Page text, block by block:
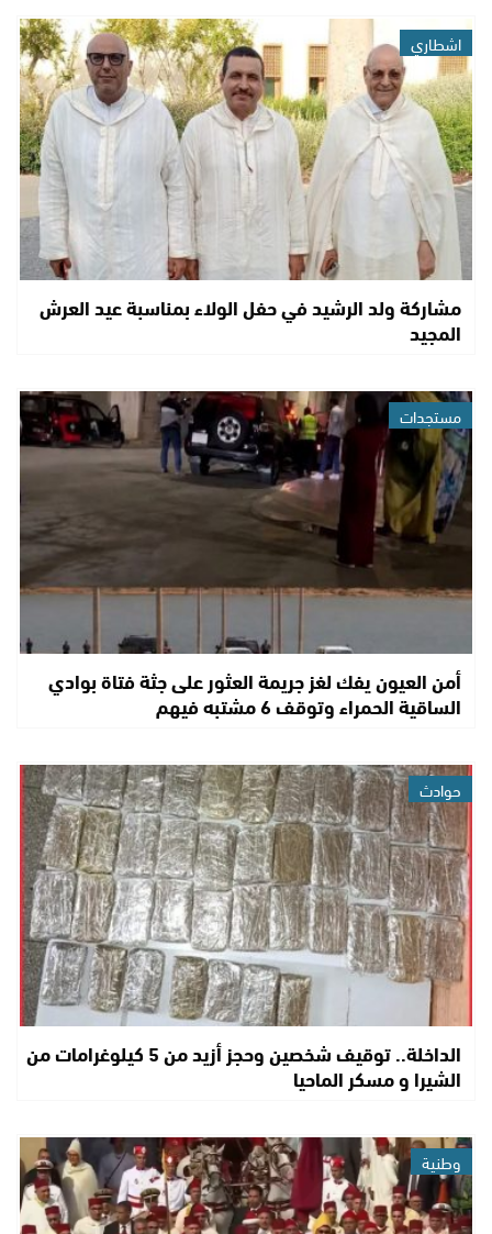
اشطاري
مشاركة ولد الرشيد في حفل الولاء بمناسبة عيد العرش
المجيد
مستجدات
أمن العيون يفك لغز جريمة العثور على جثة فتاة بوادي
الساقية الحمراء وتوقف 6 مشتبه فيهم
حوادث
الداخلة.. توقيف شخصين وحجز أزيد من 5 كيلوغرامات من
الشيرا و مسكر الماحيا
وطنية